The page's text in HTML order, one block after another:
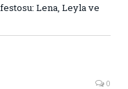
Lena, Leyla ve
0